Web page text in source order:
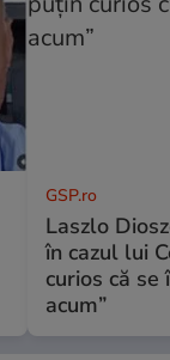
GSP.ro
Laszlo
în cazul lui
curios că
acum”